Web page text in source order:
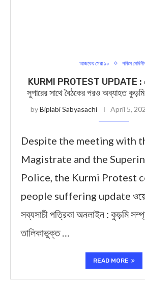
আজকের সেরা ১০ পশ্চিম
KURMI PROTEST UPDATE :
সুপারের সাথে বৈঠকের পরও অব্যাহত
byBiplabi Sabyasachi April 5,
Despite the meeting with
Magistrate and the
Police, the Kurmi Protest
people suffering update ওয়েব
সব্যসাচী পত্রিকা অনলাইন : কুড়মি
তালিকাভুক্ত …
READ MORE